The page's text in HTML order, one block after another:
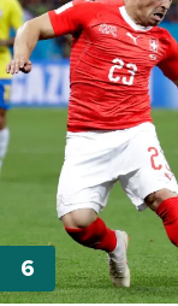
vasıtasıyla
için Ayarlar
Metnimiziziyaret
6698 sayılı
hazırlanmış
ilgili mevzuata
almak için lütfen